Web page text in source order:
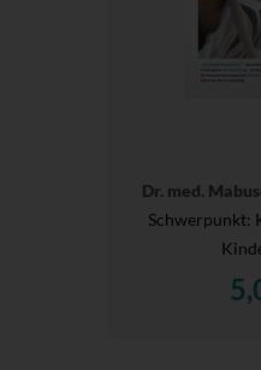
Dr. med.
Schwerpunkt: